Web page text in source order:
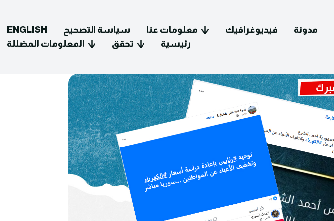
ENGLISH سياسة التصحيح معلومات عنا فيديوغرافيك مدونة
المعلومات المضللة
تحقق رئيسية